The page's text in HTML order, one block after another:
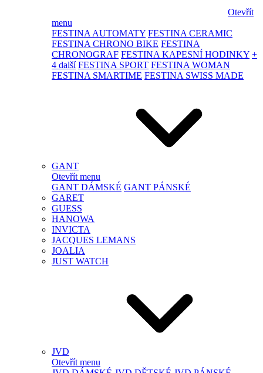
Otevřít
menu
FESTINA AUTOMATY FESTINA CERAMIC
FESTINA CHRONO BIKE FESTINA
CHRONOGRAF FESTINA KAPESNÍ HODINKY +
4 další FESTINA SPORT FESTINA WOMAN
FESTINA SMARTIME FESTINA SWISS MADE
GANT
Otevřít menu
GANT DÁMSKÉ GANT PÁNSKÉ
GARET
GUESS
HANOWA
INVICTA
JACQUES LEMANS
JOALIA
JUST WATCH
JVD
Otevřít menu